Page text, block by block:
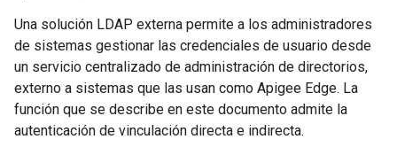
Una solución LDAP externa permite a los administradores
de sistemas gestionar las credenciales de usuario desde
un servicio centralizado de administración de directorios,
externo a sistemas que las usan como Apigee Edge. La
función que se describe en este documento admite la
autenticación de vinculación directa e indirecta.